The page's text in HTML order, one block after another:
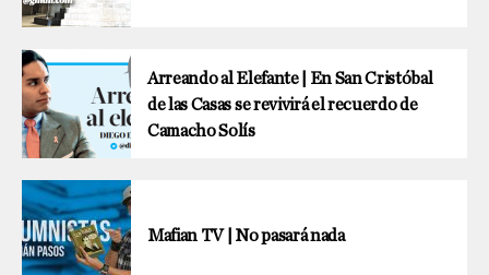
Arreando al Elefante | En San Cristóbal
de las Casas se revivirá el recuerdo de
Camacho Solís
Mafian TV | No pasará nada